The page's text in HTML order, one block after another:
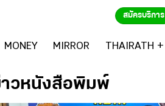
สมัครบริการ
MONEY MIRROR THAIRATH +
วหนังสือพิมพ์